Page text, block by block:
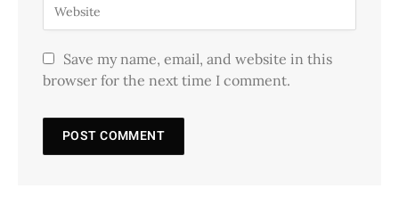
Save my name, email, and website in this
browser for the next time I comment.